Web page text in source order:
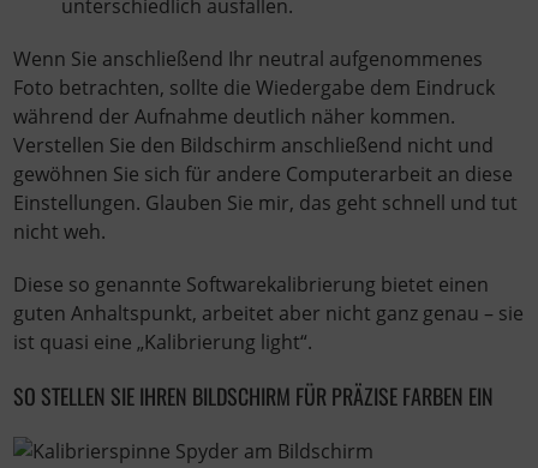
unterschiedlich ausfallen.
Wenn Sie anschließend Ihr neutral aufgenommenes
Foto betrachten, sollte die Wiedergabe dem Eindruck
während der Aufnahme deutlich näher kommen.
Verstellen Sie den Bildschirm anschließend nicht und
gewöhnen Sie sich für andere Computerarbeit an diese
Einstellungen. Glauben Sie mir, das geht schnell und tut
nicht weh.
Diese so genannte Softwarekalibrierung bietet einen
guten Anhaltspunkt, arbeitet aber nicht ganz genau – sie
ist quasi eine „Kalibrierung light“.
SO STELLEN SIE IHREN BILDSCHIRM FÜR PRÄZISE FARBEN EIN